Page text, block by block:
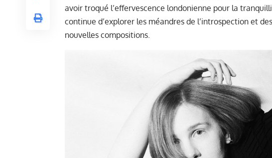
avoir troqué l’effervescence londonienne pour la
continue d’explorer les méandres de l’introspection et
nouvelles compositions.